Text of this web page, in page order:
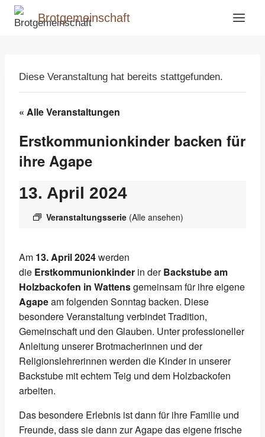
Zum
Inhalt
Brotgemeinschaft
Diese Veranstaltung hat bereits stattgefunden.
« Alle Veranstaltungen
Erstkommunionkinder backen für
ihre Agape
13. April 2024
Veranstaltungsserie (Alle ansehen)
Am 13. April 2024werden
die Erstkommunionkinder in derBackstube am
Holzbackofen in Wattensgemeinsam für ihre eigene
Agapeam folgenden Sonntag backen. Diese
besondere Veranstaltung verbindet Tradition,
Gemeinschaft und den Glauben. Unter professioneller
Anleitung unserer Brotmacherinnen und der
Religionslehrerinnen werden die Kinder in unserer
Backstube mit echtem Teig und dem Holzbackofen
arbeiten.
Das besondere Erlebnis ist dann für ihre Familie und
Freunde, dass sie dann zur Agape das eigene frische